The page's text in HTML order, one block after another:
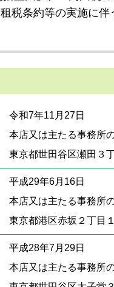
税条約等の実施に
令和7年11月27日
本店又は主たる事務所
東京都世田谷区瀬田３
平成29年6月16日
本店又は主たる事務所
東京都港区赤坂２丁目
平成28年7月29日
本店又は主たる事務所